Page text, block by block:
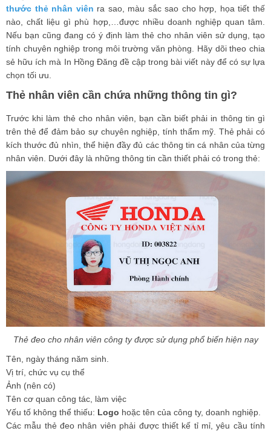
thước thẻ nhân viên ra sao, màu sắc sao cho hợp, họa tiết thế
nào, chất liệu gì phù hợp,…được nhiều doanh nghiệp quan tâm.
Nếu bạn cũng đang có ý định làm thẻ cho nhân viên sử dụng, tạo
tính chuyên nghiệp trong môi trường văn phòng. Hãy dõi theo chia
sẻ hữu ích mà In Hồng Đăng đề cập trong bài viết này để có sự lựa
chọn tối ưu.
Thẻ nhân viên cần chứa những thông tin gì?
Trước khi làm thẻ cho nhân viên, bạn cần biết phải in thông tin gì
trên thẻ để đảm bảo sự chuyên nghiệp, tính thẩm mỹ. Thẻ phải có
kích thước đủ nhìn, thể hiện đầy đủ các thông tin cá nhân của từng
nhân viên. Dưới đây là những thông tin cần thiết phải có trong thẻ:
Thẻ đeo cho nhân viên công ty được sử dụng phổ biến hiện nay
Tên, ngày tháng năm sinh.
Vị trí, chức vụ cụ thể
Ảnh (nên có)
Tên cơ quan công tác, làm việc
Yếu tố không thể thiếu: Logo hoặc tên của công ty, doanh nghiệp.
Các mẫu thẻ đeo nhân viên phải được thiết kế tỉ mỉ, yêu cầu tính